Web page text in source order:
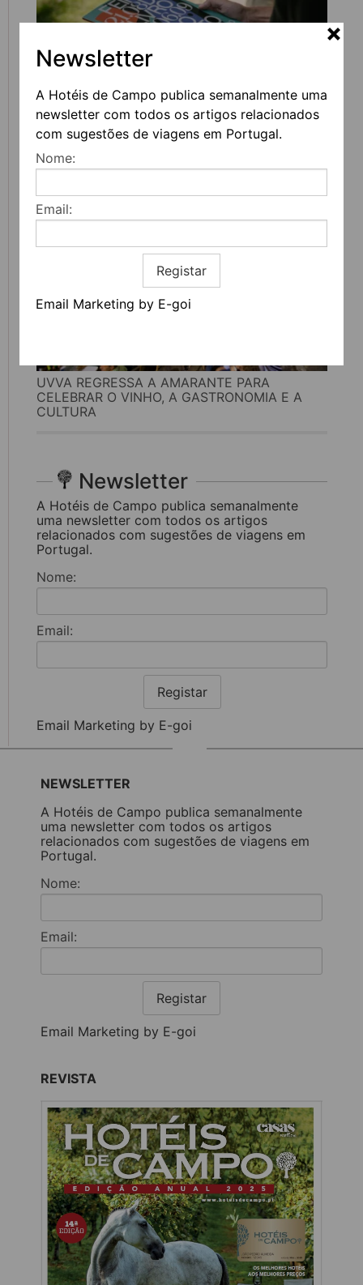
Newsletter
A Hotéis de Campo publica semanalmente uma
newsletter com todos os artigos relacionados
com sugestões de viagens em Portugal.
Nome:
Email:
Registar
Email Marketing by E-goi
FEIRA DO LIVRO DO PORTO REGRESSA COM
MAIS DE 200 ATIVIDADES DEDICADAS À
LITERATURA, MÚSICA E PENSAMENTO
UVVA REGRESSA A AMARANTE PARA
CELEBRAR O VINHO, A GASTRONOMIA E A
CULTURA
Newsletter
A Hotéis de Campo publica semanalmente
uma newsletter com todos os artigos
relacionados com sugestões de viagens em
Portugal.
Nome:
Email:
Registar
Email Marketing by E-goi
NEWSLETTER
A Hotéis de Campo publica semanalmente
uma newsletter com todos os artigos
relacionados com sugestões de viagens em
Portugal.
Nome:
Email:
Registar
Email Marketing by E-goi
REVISTA